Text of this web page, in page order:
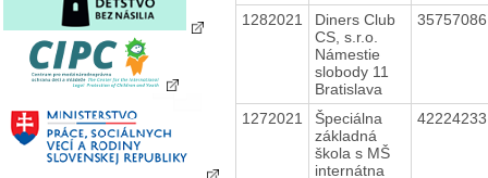
1282021
Diners Club
CS, s.r.o.
Námestie
slobody 11
Bratislava
1272021
Špeciálna
základná
škola s MŠ
internátna